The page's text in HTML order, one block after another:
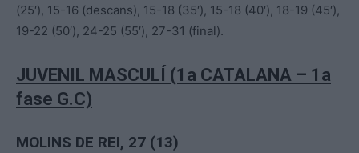
(25′), 15-16 (descans), 15-18 (35′), 15-18 (40′), 18-19 (45′),
19-22 (50′), 24-25 (55′), 27-31 (final).
JUVENIL MASCULÍ (1a CATALANA – 1a
fase G.C)
MOLINS DE REI, 27 (13)